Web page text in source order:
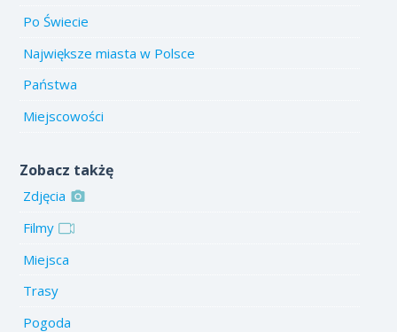
Po Świecie
Największe miasta w Polsce
Państwa
Miejscowości
Zobacz takżę
Zdjęcia
Filmy
Miejsca
Trasy
Pogoda